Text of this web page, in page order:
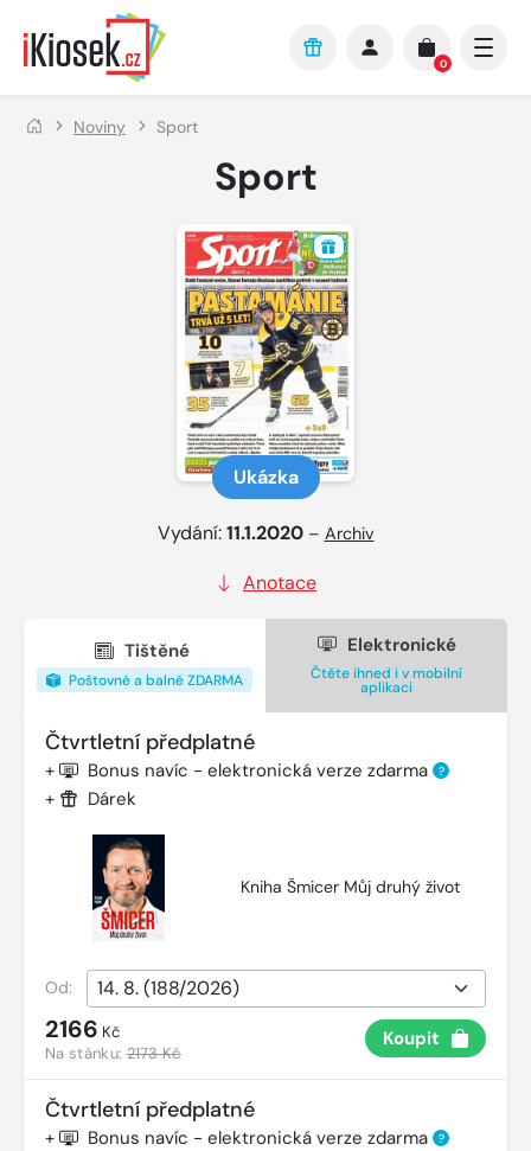
Přejít na hlavní obsah
0
Noviny Sport
Sport
Ukázka
Vydání:11.1.2020 – Archiv
Anotace
Tištěné
Poštovné a balné ZDARMA
Elektronické
Čtěte ihned i v mobilní
aplikaci
Čtvrtletní předplatné
+ Bonus navíc - elektronická verze zdarma ?
+ Dárek
Kniha Šmicer Můj druhý život
Od:
2166 Kč
Na stánku:2173 Kč
Koupit
Čtvrtletní předplatné
+ Bonus navíc - elektronická verze zdarma ?